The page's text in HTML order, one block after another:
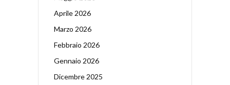
Aprile 2026
Marzo 2026
Febbraio 2026
Gennaio 2026
Dicembre 2025